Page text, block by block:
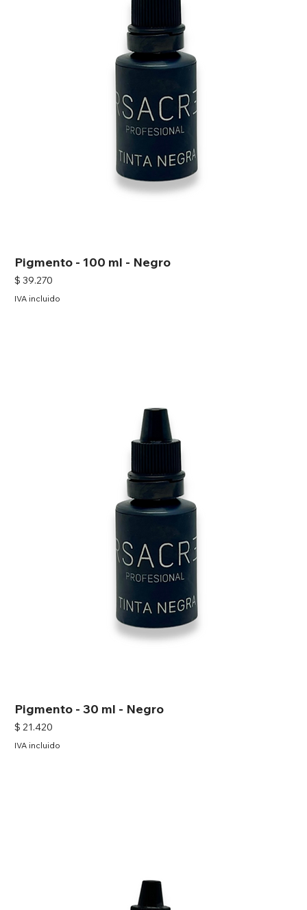
Pigmento - 100 ml - Negro
Precio
$ 39.270
IVA incluido
Pigmento - 30 ml - Negro
Precio
$ 21.420
IVA incluido